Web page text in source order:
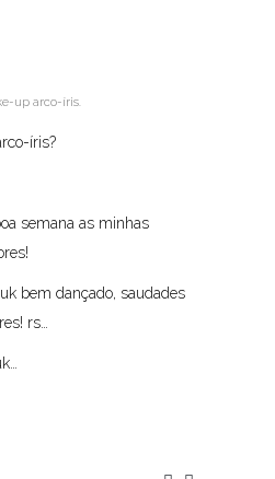
up arco-íris.
íris?
semana as minhas
bem dançado, saudades
rs…